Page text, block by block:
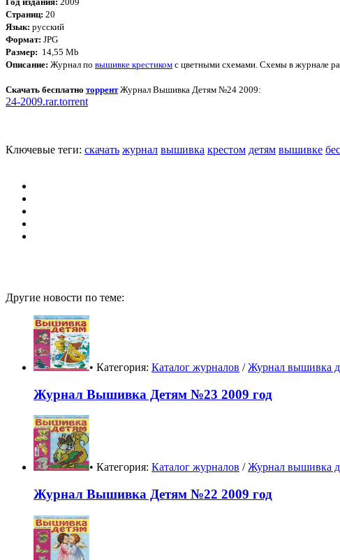
Страниц: 20
Язык: русский
Формат: JPG
Размер: 14,55 Mb
Описание: Журнал по вышивке крестиком с цветными схемами. Схемы в журнале
Скачать бесплатно торрентЖурнал Вышивка Детям №24 2009:
24-2009.rar.torrent
Ключевые теги: скачать журнал вышивка крестом детям вышивке
Другие новости по теме:
• Категория: Каталог журналов /Журнал вышивка
Журнал Вышивка Детям №23 2009 год
• Категория: Каталог журналов /Журнал вышивка
Журнал Вышивка Детям №22 2009 год